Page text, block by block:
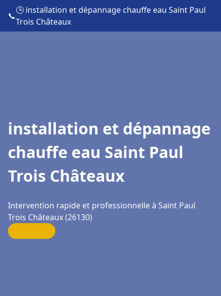
📞
🕒 installation et dépannage chauffe eau Saint Paul
Trois Châteaux
installation et dépannage
chauffe eau Saint Paul
Trois Châteaux
Intervention rapide et professionnelle à Saint Paul
Trois Châteaux (26130)